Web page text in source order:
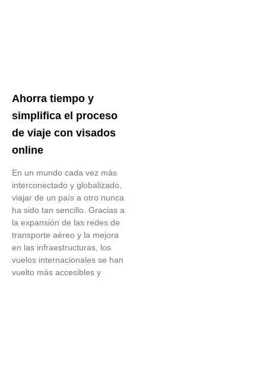
Ahorra tiempo y
simplifica el proceso
de viaje con visados
online
En un mundo cada vez más
interconectado y globalizado,
viajar de un país a otro nunca
ha sido tan sencillo. Gracias a
la expansión de las redes de
transporte aéreo y la mejora
en las infraestructuras, los
vuelos internacionales se han
vuelto más accesibles y